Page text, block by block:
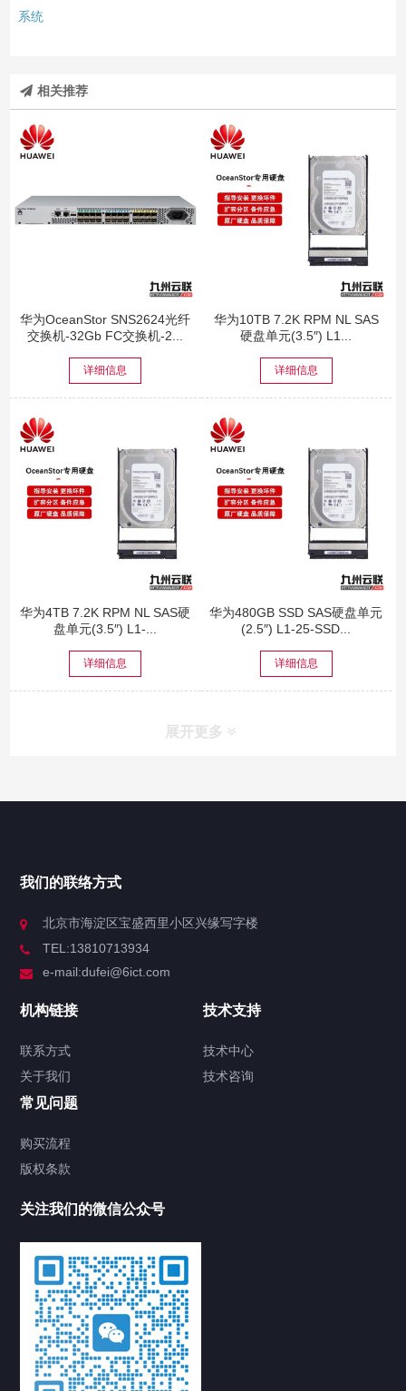
系统
相关推荐
华为OceanStor SNS2624光纤
交换机-32Gb FC交换机-2...
详细信息
华为10TB 7.2K RPM NL SAS
硬盘单元(3.5″) L1...
详细信息
华为4TB 7.2K RPM NL SAS硬
盘单元(3.5″) L1-...
详细信息
华为480GB SSD SAS硬盘单元
(2.5″) L1-25-SSD...
详细信息
展开更多
网站导航
解决方案
产品中心 新闻中心
华为数据中心交换机
华为USG6635E-AC防火墙 华为AI防火
2025/03/17
HiSecEngine USG6635E-AC
华为USG6635E-AC
H3C WA6338-LI室内放装型802.11ax无
线接入设备
2021/05/11
我们的联络方式
北京市海淀区宝盛西里小区兴缘写字楼
TEL:13810713934
e-mail:dufei@6ict.com
机构链接
联系方式
关于我们
技术支持
技术中心
技术咨询
常见问题
购买流程
版权条款
关注我们的微信公众号